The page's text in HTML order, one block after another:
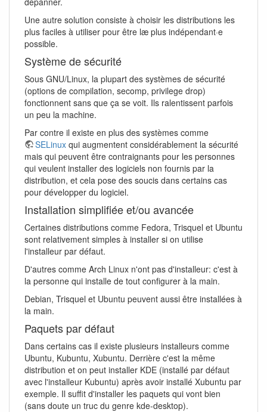
Une autre solution consiste à choisir les distributions les
plus faciles à utiliser pour être læ plus indépendant·e
possible.
Système de sécurité
Sous GNU/Linux, la plupart des systèmes de sécurité
(options de compilation, secomp, privilege drop)
fonctionnent sans que ça se voit. Ils ralentissent parfois
un peu la machine.
Par contre il existe en plus des systèmes comme
SELinux qui augmentent considérablement la sécurité
mais qui peuvent être contraignants pour les personnes
qui veulent installer des logiciels non fournis par la
distribution, et cela pose des soucis dans certains cas
pour développer du logiciel.
Installation simplifiée et/ou avancée
Certaines distributions comme Fedora, Trisquel et Ubuntu
sont relativement simples à installer si on utilise
l'installeur par défaut.
D'autres comme Arch Linux n'ont pas d'installeur: c'est à
la personne qui installe de tout configurer à la main.
Debian, Trisquel et Ubuntu peuvent aussi être installées à
la main.
Paquets par défaut
Dans certains cas il existe plusieurs installeurs comme
Ubuntu, Kubuntu, Xubuntu. Derrière c'est la même
distribution et on peut installer KDE (installé par défaut
avec l'installeur Kubuntu) après avoir installé Xubuntu par
exemple. Il suffit d'installer les paquets qui vont bien
(sans doute un truc du genre kde-desktop).